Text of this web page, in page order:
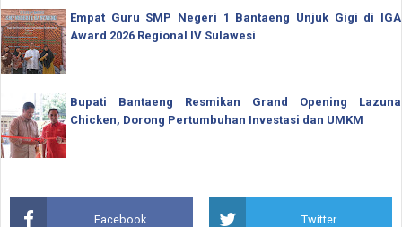
Empat Guru SMP Negeri 1 Bantaeng Unjuk Gigi di IGA
Award 2026 Regional IV Sulawesi
Bupati Bantaeng Resmikan Grand Opening Lazuna
Chicken, Dorong Pertumbuhan Investasi dan UMKM
Facebook Twitter